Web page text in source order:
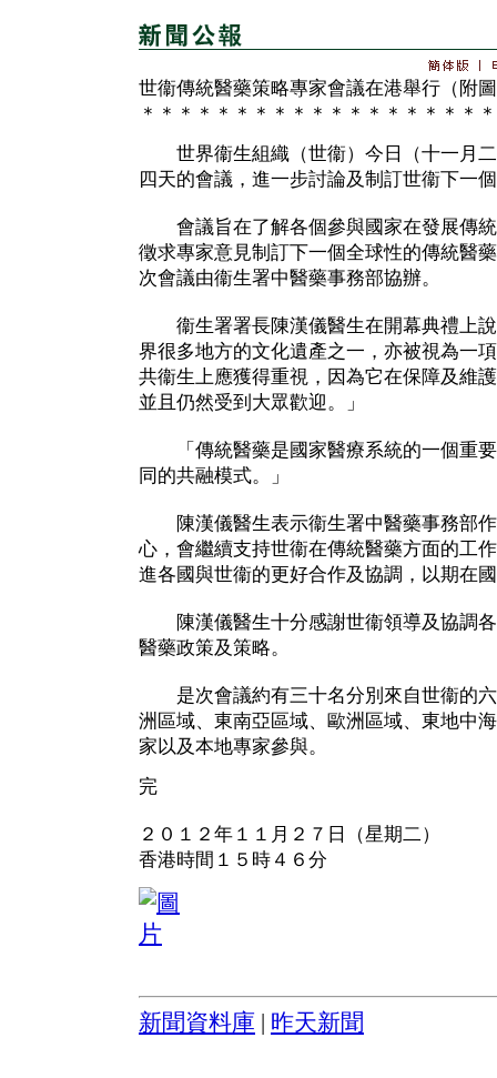
世衞傳統醫藥策略專家會議在港舉行（附
＊＊＊＊＊＊＊＊＊＊＊＊＊＊＊＊＊＊
世界衞生組織（世衞）今日（十一月二
四天的會議，進一步討論及制訂世衞下一
會議旨在了解各個參與國家在發展傳統
徵求專家意見制訂下一個全球性的傳統醫
次會議由衞生署中醫藥事務部協辦。
衞生署署長陳漢儀醫生在開幕典禮上說
界很多地方的文化遺產之一，亦被視為一
共衞生上應獲得重視，因為它在保障及維
並且仍然受到大眾歡迎。」
「傳統醫藥是國家醫療系統的一個重要
同的共融模式。」
陳漢儀醫生表示衞生署中醫藥事務部作
心，會繼續支持世衞在傳統醫藥方面的工
進各國與世衞的更好合作及協調，以期在
陳漢儀醫生十分感謝世衞領導及協調各
醫藥政策及策略。
是次會議約有三十名分別來自世衞的六
洲區域、東南亞區域、歐洲區域、東地中
家以及本地專家參與。
完
２０１２年１１月２７日（星期二）
香港時間１５時４６分
新聞資料庫 昨天新聞